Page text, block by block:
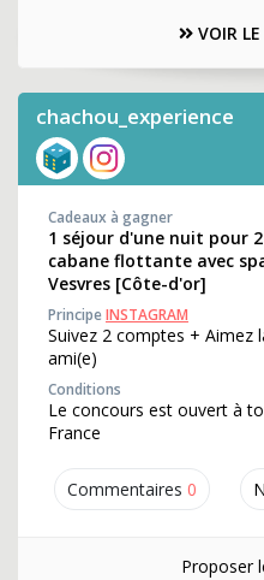
VOIR
chachou_experience
Commentaires 0
Cadeaux à gagner
1 séjour d'une nuit pour
cabane flottante avec
Vesvres [Côte-d'or]
PrincipeINSTAGRAM
Suivez 2 comptes + Aimez
ami(e)
Conditions
Le concours est ouvert à
France
Proposer